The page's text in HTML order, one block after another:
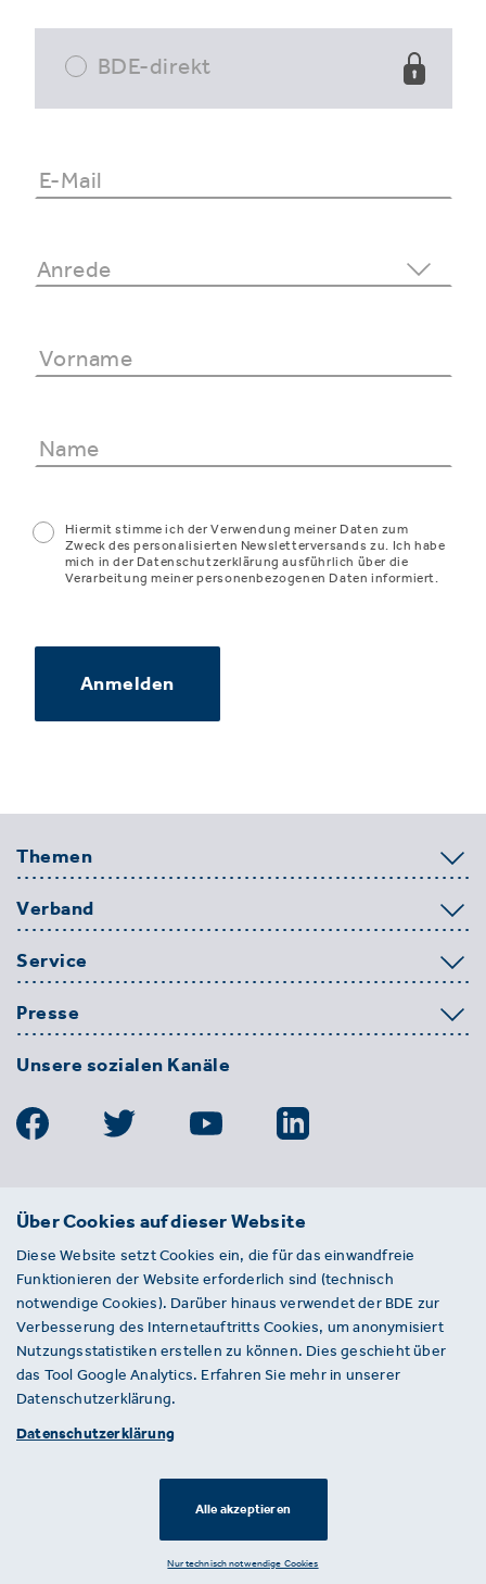
BDE-direkt
Hiermit stimme ich der Verwendung meiner Daten zum
Zweck des personalisierten Newsletterversands zu. Ich habe
mich in der Datenschutzerklärung ausführlich über die
Verarbeitung meiner personenbezogenen Daten informiert.
Anmelden
Themen
Verband
Service
Presse
Unsere sozialen Kanäle
BDE
Entsorgungs-, Wasser- und
Kreislaufwirtschaft e. V.
Von-der-Heydt-Straße 2
D 10785 Berlin
Sie haben einen Fehler auf unserer Website
gefunden? Ihnen ist ein defekter Link
aufgefallen? Wir freuen uns über Ihren
Über Cookies auf dieser Website
Diese Website setzt Cookies ein, die für das einwandfreie
Funktionieren der Website erforderlich sind (technisch
notwendige Cookies). Darüber hinaus verwendet der BDE zur
Verbesserung des Internetauftritts Cookies, um anonymisiert
Nutzungsstatistiken erstellen zu können. Dies geschieht über
das Tool Google Analytics. Erfahren Sie mehr in unserer
Datenschutzerklärung.
Datenschutzerklärung
Alle akzeptieren
Nur technisch notwendige Cookies